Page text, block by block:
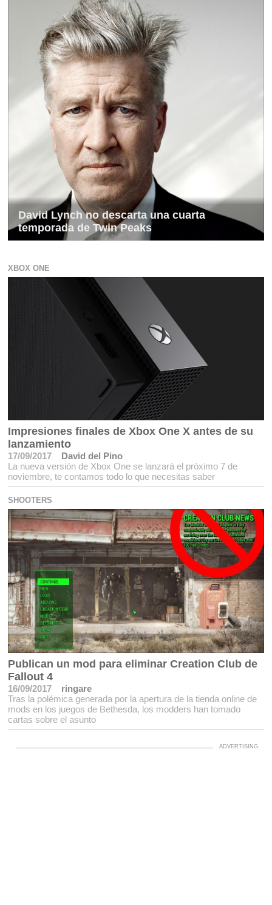
David Lynch no descarta una cuarta
temporada de Twin Peaks
XBOX ONE
Impresiones finales de Xbox One X antes de su
lanzamiento
17/09/2017
David del Pino
La nueva versión de Xbox One se lanzará el próximo 7 de
noviembre, te contamos todo lo que necesitas saber
SHOOTERS
Publican un mod para eliminar Creation Club de
Fallout 4
16/09/2017
ringare
Tras la polémica generada por la apertura de la tienda online de
mods en los juegos de Bethesda, los modders han tomado
cartas sobre el asunto